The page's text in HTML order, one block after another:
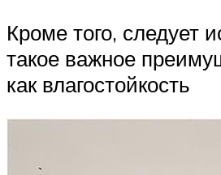
Кроме того, следует
такое важное
как влагостойкость